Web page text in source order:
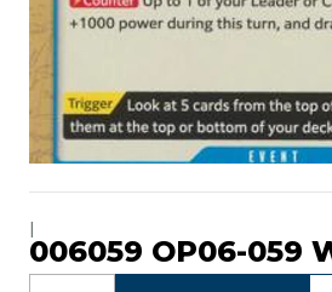
006059 OP06-059